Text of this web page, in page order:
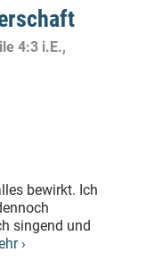
4:3 i.E.,
bewirkt. Ich
singend und
›